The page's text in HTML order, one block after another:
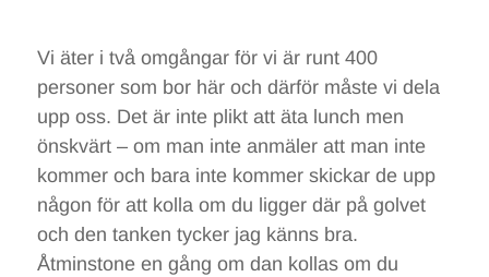
Vi äter i två omgångar för vi är runt 400
personer som bor här och därför måste vi dela
upp oss. Det är inte plikt att äta lunch men
önskvärt – om man inte anmäler att man inte
kommer och bara inte kommer skickar de upp
någon för att kolla om du ligger där på golvet
och den tanken tycker jag känns bra.
Åtminstone en gång om dan kollas om du